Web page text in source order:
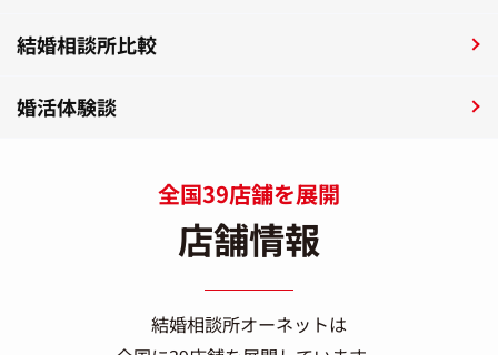
結婚相談所比較
婚活体験談
全国39店舗を展開
店舗情報
結婚相談所オーネットは